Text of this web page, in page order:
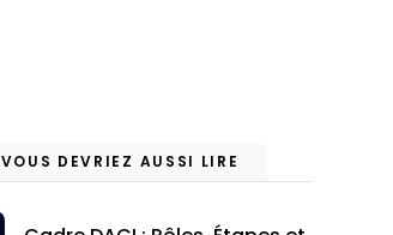
VOUS DEVRIEZ AUSSI LIRE